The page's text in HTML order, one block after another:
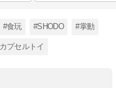
#食玩 #SHODO #掌動
プセルトイ